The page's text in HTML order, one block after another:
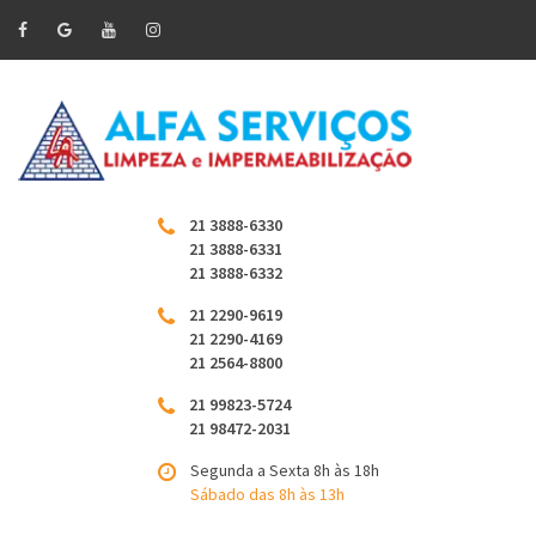
21 3888-6330
21 3888-6331
21 3888-6332
21 2290-9619
21 2290-4169
21 2564-8800
21 99823-5724
21 98472-2031
Segunda a Sexta 8h às 18h
Sábado das 8h às 13h